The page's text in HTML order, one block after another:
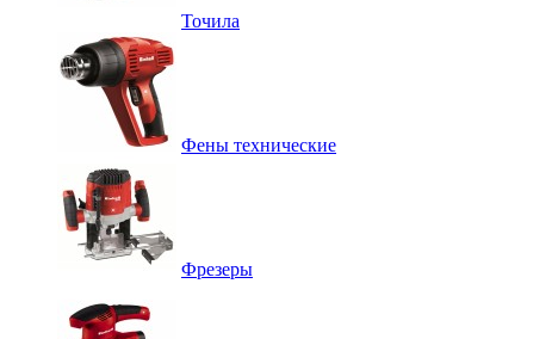
Точила
Фены технические
Фрезеры